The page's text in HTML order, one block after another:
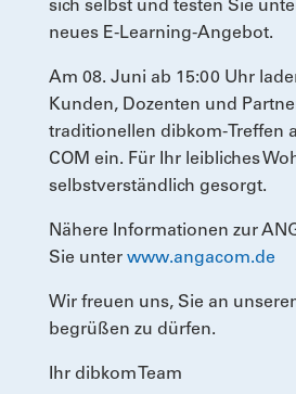
sich selbst und testen Sie
neues E-Learning-Angebot.
Am 08. Juni ab 15:00 Uhr
Kunden, Dozenten und
traditionellen dibkom-Treffen
COM ein. Für Ihr leibliches
selbstverständlich gesorgt.
Nähere Informationen zur
Sie unter www.angacom.de
Wir freuen uns, Sie an
begrüßen zu dürfen.
Ihr dibkom Team